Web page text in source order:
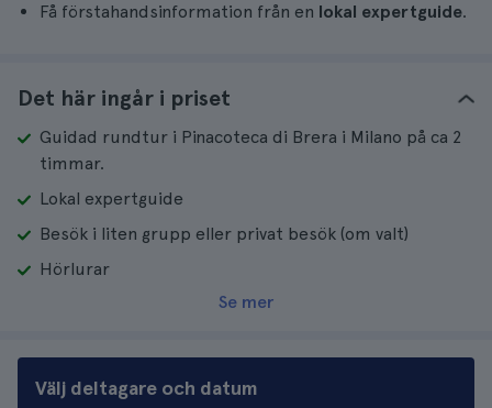
Få förstahandsinformation från en lokal expertguide.
Det här ingår i priset
Guidad rundtur i Pinacoteca di Brera i Milano på ca 2
timmar.
Lokal expertguide
Besök i liten grupp eller privat besök (om valt)
Hörlurar
Se mer
Välj deltagare och datum